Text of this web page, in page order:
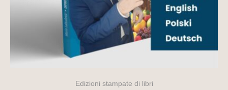
Edizioni stampate di libri